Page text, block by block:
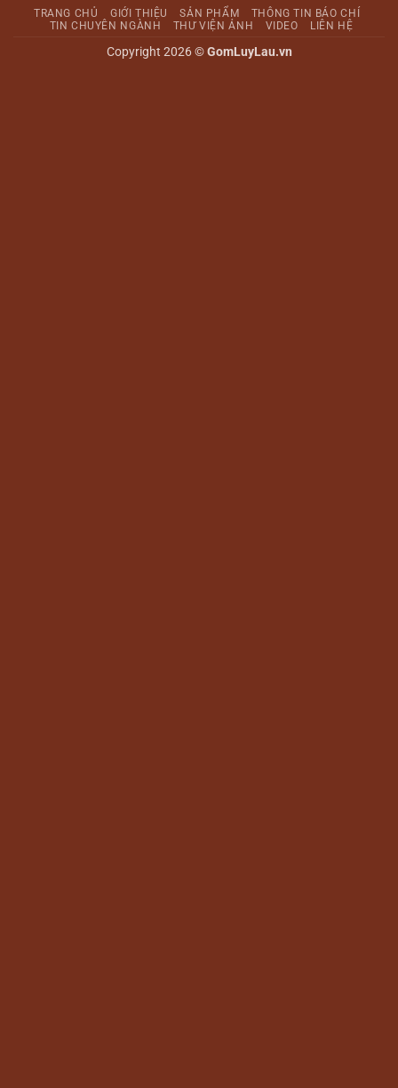
Delivery
TRANG CHỦ GIỚI THIỆU SẢN PHẨM
THÔNG TIN BÁO CHÍ
TIN CHUYÊN NGÀNH
THƯ VIỆN ẢNH VIDEO LIÊN HỆ
Copyright 2026 ©GomLuyLau.vn